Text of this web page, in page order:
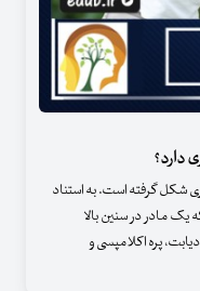
دارد؟
شکل گرفته است. به استناد
یک مادر در سنین بالا
پره اکلامپسی و